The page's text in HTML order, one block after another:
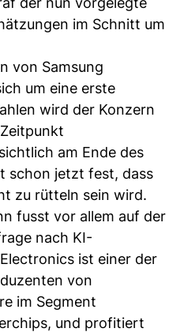
im Schnitt um
von Samsung
um eine erste
wird der Konzern
am Ende des
schon jetzt fest, dass
zu rütteln sein wird.
fusst vor allem auf der
nach KI-
ist einer der
von
im Segment
und profitiert